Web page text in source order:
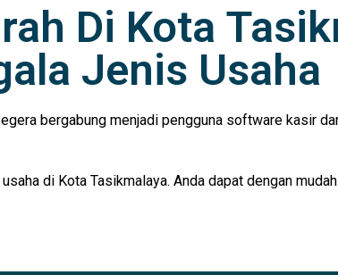
Di Kota
Jenis Usaha
bergabung menjadi pengguna software kasir
di Kota Tasikmalaya. Anda dapat dengan